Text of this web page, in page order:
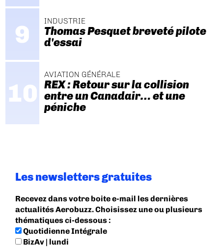
INDUSTRIE
Thomas Pesquet breveté pilote
d'essai
AVIATION GÉNÉRALE
REX : Retour sur la collision
entre un Canadair… et une
péniche
Les newsletters gratuites
Recevez dans votre boite e-mail les dernières
actualités Aerobuzz. Choisissez une ou plusieurs
thématiques ci-dessous :
Quotidienne Intégrale
BizAv | lundi